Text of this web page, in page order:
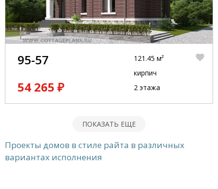
95-57
54 265 ₽
121.45 м²
кирпич
2 этажа
ПОКАЗАТЬ ЕЩЕ
Проекты домов в стиле райта в различных
вариантах исполнения